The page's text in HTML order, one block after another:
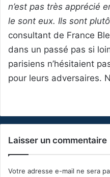
n’est pas très apprécié
le sont eux. Ils sont
consultant de France
dans un passé pas si
parisiens n’hésitaient
pour leurs adversaires.
Laisser un commentaire
Votre adresse e-mail ne sera